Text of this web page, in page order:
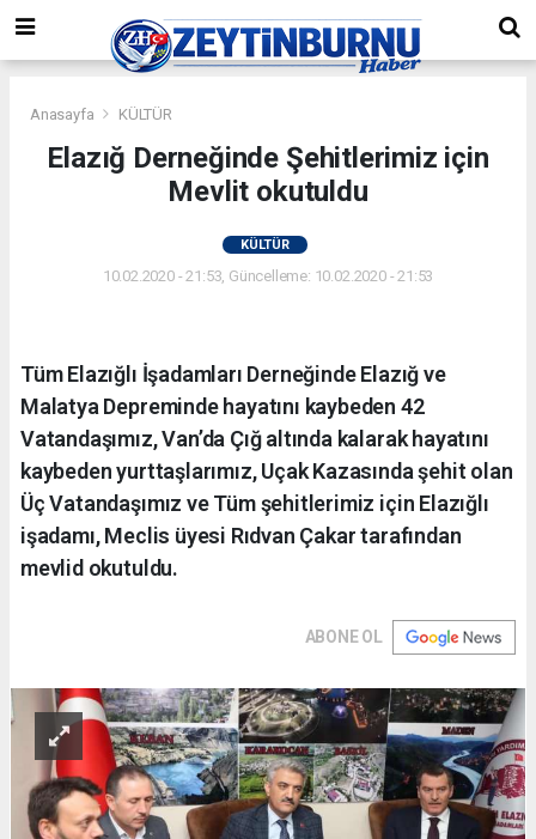
Anasayfa KÜLTÜR
Elazığ Derneğinde Şehitlerimiz için
Mevlit okutuldu
KÜLTÜR
10.02.2020 - 21:53, Güncelleme: 10.02.2020 - 21:53
Tüm Elazığlı İşadamları Derneğinde Elazığ ve
Malatya Depreminde hayatını kaybeden 42
Vatandaşımız, Van’da Çığ altında kalarak hayatını
kaybeden yurttaşlarımız, Uçak Kazasında şehit olan
Üç Vatandaşımız ve Tüm şehitlerimiz için Elazığlı
işadamı, Meclis üyesi Rıdvan Çakar tarafından
mevlid okutuldu.
ABONE OL